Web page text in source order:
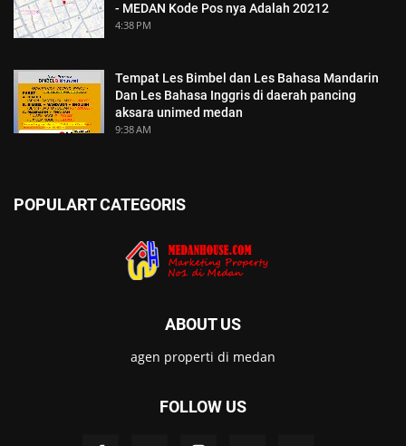
- MEDAN Kode Pos nya Adalah 20212
4:38 PM
Tempat Les Bimbel dan Les Bahasa Mandarin
Dan Les Bahasa Inggris di daerah pancing
aksara unimed medan
9:38 AM
POPULART CATEGORIS
ABOUT US
agen properti di medan
FOLLOW US